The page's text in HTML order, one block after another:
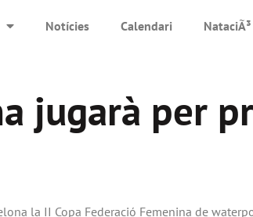
Notícies Calendari NataciÃ³
jugarà per
la II Copa Federació Femenina de